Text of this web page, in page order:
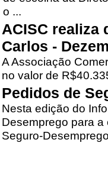
o ...
ACISC realiza
Carlos -
A Associação
no valor de
Pedidos de
Nesta edição do
Desemprego para
Seguro-